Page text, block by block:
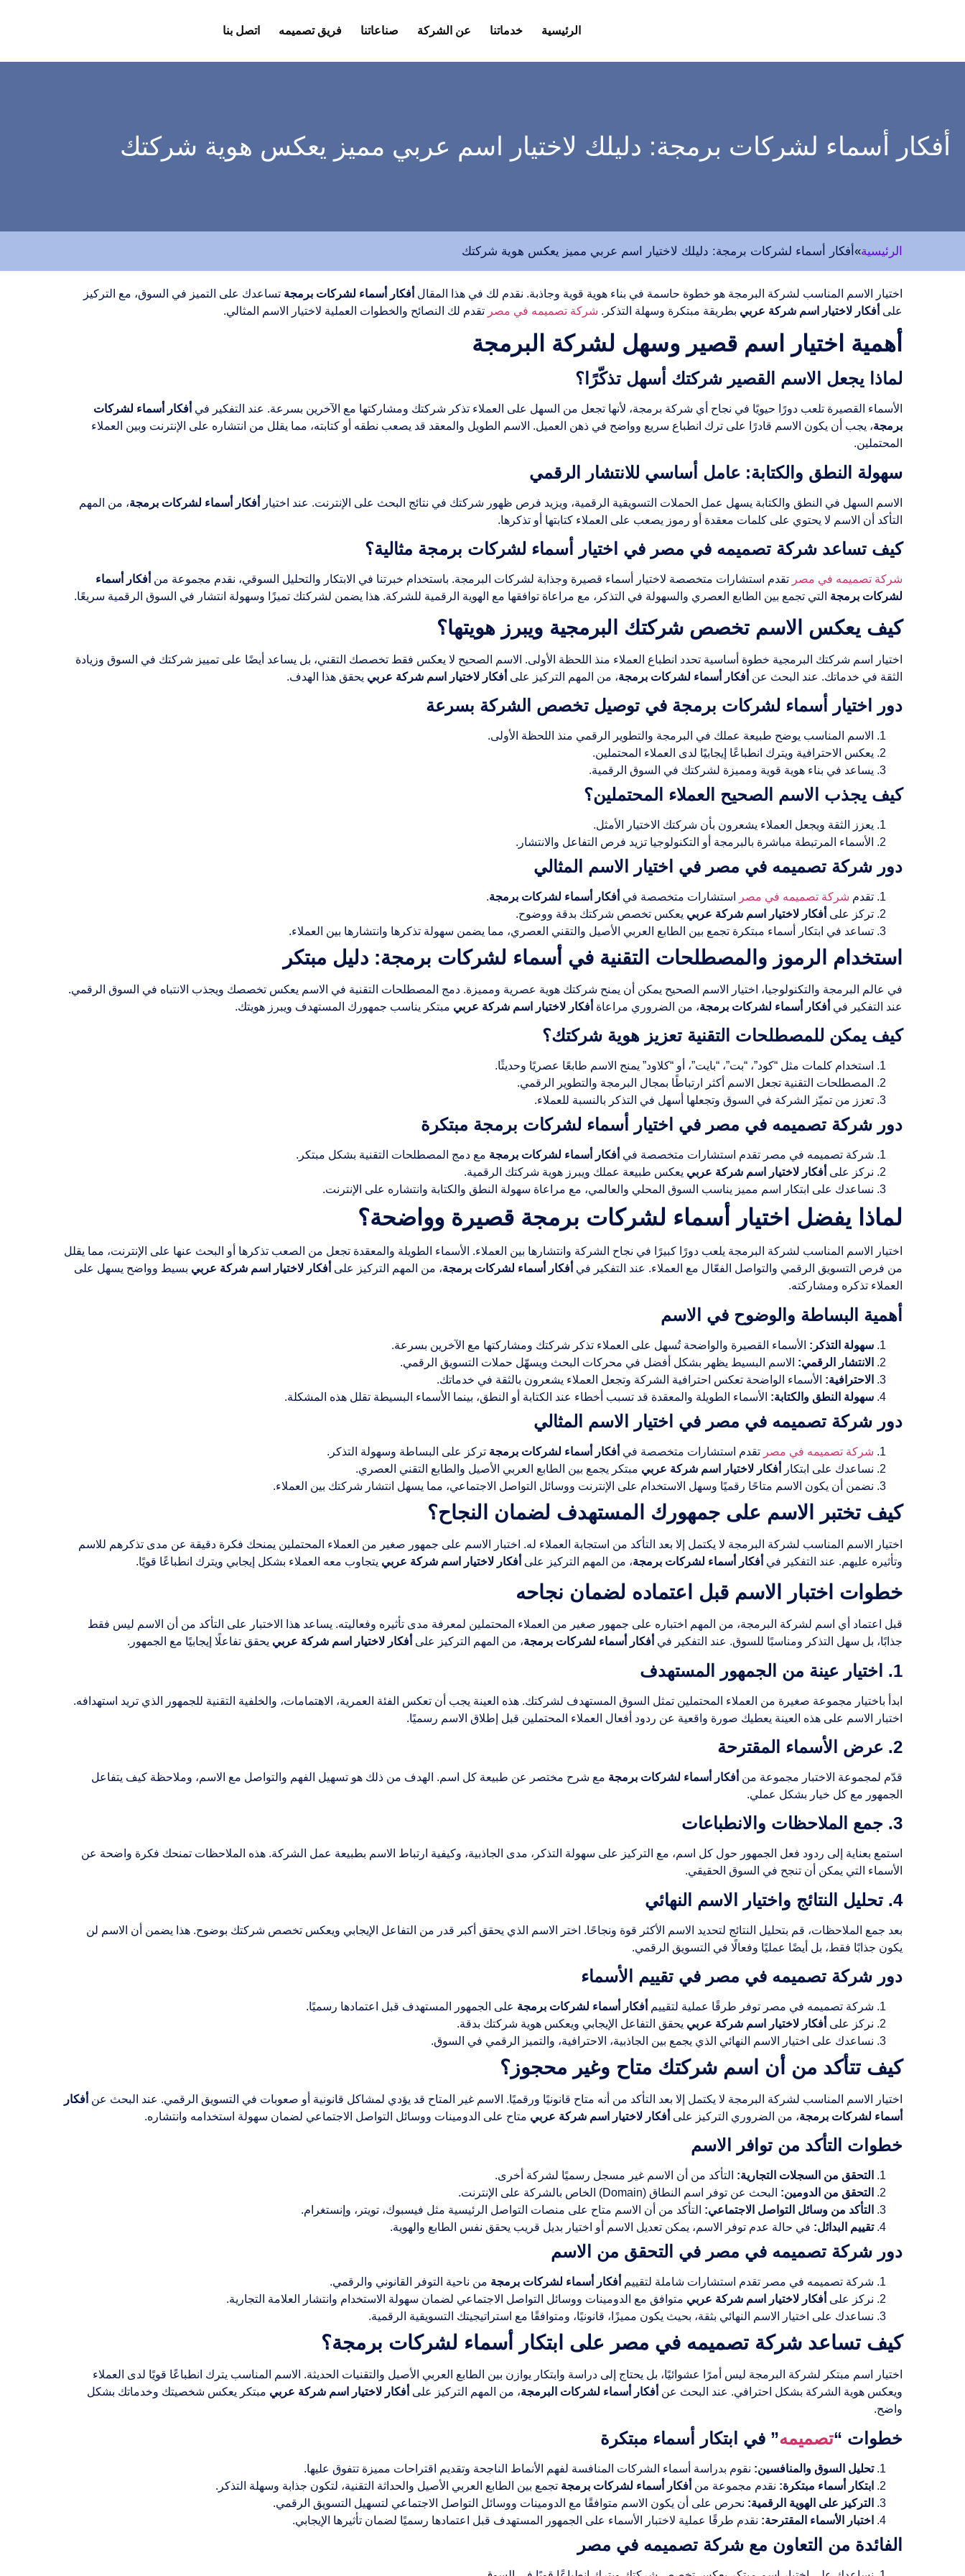
الرئيسية خدماتنا عن الشركة صناعاتنا فريق تصميمه اتصل بنا
أفكار أسماء لشركات برمجة: دليلك لاختيار اسم عربي مميز يعكس هوية شركتك
الرئيسية» أفكار أسماء لشركات برمجة: دليلك لاختيار اسم عربي مميز يعكس هوية شركتك
اختيار الاسم المناسب لشركة البرمجة هو خطوة حاسمة في بناء هوية قوية وجاذبة. نقدم لك في هذا المقال أفكار أسماء لشركات برمجة تساعدك على التميز في السوق، مع التركيز
على أفكار لاختيار اسم شركة عربي بطريقة مبتكرة وسهلة التذكر. شركة تصميمه في مصر تقدم لك النصائح والخطوات العملية لاختيار الاسم المثالي.
أهمية اختيار اسم قصير وسهل لشركة البرمجة
لماذا يجعل الاسم القصير شركتك أسهل تذكّرًا؟
الأسماء القصيرة تلعب دورًا حيويًا في نجاح أي شركة برمجة، لأنها تجعل من السهل على العملاء تذكر شركتك ومشاركتها مع الآخرين بسرعة. عند التفكير في أفكار أسماء لشركات
برمجة، يجب أن يكون الاسم قادرًا على ترك انطباع سريع وواضح في ذهن العميل. الاسم الطويل والمعقد قد يصعب نطقه أو كتابته، مما يقلل من انتشاره على الإنترنت وبين العملاء
المحتملين.
سهولة النطق والكتابة: عامل أساسي للانتشار الرقمي
الاسم السهل في النطق والكتابة يسهل عمل الحملات التسويقية الرقمية، ويزيد فرص ظهور شركتك في نتائج البحث على الإنترنت. عند اختيار أفكار أسماء لشركات برمجة، من المهم
التأكد أن الاسم لا يحتوي على كلمات معقدة أو رموز يصعب على العملاء كتابتها أو تذكرها.
كيف تساعد شركة تصميمه في مصر في اختيار أسماء لشركات برمجة مثالية؟
شركة تصميمه في مصر تقدم استشارات متخصصة لاختيار أسماء قصيرة وجذابة لشركات البرمجة. باستخدام خبرتنا في الابتكار والتحليل السوقي، نقدم مجموعة من أفكار أسماء
لشركات برمجة التي تجمع بين الطابع العصري والسهولة في التذكر، مع مراعاة توافقها مع الهوية الرقمية للشركة. هذا يضمن لشركتك تميزًا وسهولة انتشار في السوق الرقمية سريعًا.
كيف يعكس الاسم تخصص شركتك البرمجية ويبرز هويتها؟
اختيار اسم شركتك البرمجية خطوة أساسية تحدد انطباع العملاء منذ اللحظة الأولى. الاسم الصحيح لا يعكس فقط تخصصك التقني، بل يساعد أيضًا على تمييز شركتك في السوق وزيادة
الثقة في خدماتك. عند البحث عن أفكار أسماء لشركات برمجة، من المهم التركيز على أفكار لاختيار اسم شركة عربي يحقق هذا الهدف.
دور اختيار أسماء لشركات برمجة في توصيل تخصص الشركة بسرعة
الاسم المناسب يوضح طبيعة عملك في البرمجة والتطوير الرقمي منذ اللحظة الأولى.
يعكس الاحترافية ويترك انطباعًا إيجابيًا لدى العملاء المحتملين.
يساعد في بناء هوية قوية ومميزة لشركتك في السوق الرقمية.
كيف يجذب الاسم الصحيح العملاء المحتملين؟
يعزز الثقة ويجعل العملاء يشعرون بأن شركتك الاختيار الأمثل.
الأسماء المرتبطة مباشرة بالبرمجة أو التكنولوجيا تزيد فرص التفاعل والانتشار.
دور شركة تصميمه في مصر في اختيار الاسم المثالي
تقدم شركة تصميمه في مصر استشارات متخصصة في أفكار أسماء لشركات برمجة.
تركز على أفكار لاختيار اسم شركة عربي يعكس تخصص شركتك بدقة ووضوح.
تساعد في ابتكار أسماء مبتكرة تجمع بين الطابع العربي الأصيل والتقني العصري، مما يضمن سهولة تذكرها وانتشارها بين العملاء.
استخدام الرموز والمصطلحات التقنية في أسماء لشركات برمجة: دليل مبتكر
في عالم البرمجة والتكنولوجيا، اختيار الاسم الصحيح يمكن أن يمنح شركتك هوية عصرية ومميزة. دمج المصطلحات التقنية في الاسم يعكس تخصصك ويجذب الانتباه في السوق الرقمي.
عند التفكير في أفكار أسماء لشركات برمجة، من الضروري مراعاة أفكار لاختيار اسم شركة عربي مبتكر يناسب جمهورك المستهدف ويبرز هويتك.
كيف يمكن للمصطلحات التقنية تعزيز هوية شركتك؟
استخدام كلمات مثل “كود”، “بت”، “بايت”، أو “كلاود” يمنح الاسم طابعًا عصريًا وحديثًا.
المصطلحات التقنية تجعل الاسم أكثر ارتباطًا بمجال البرمجة والتطوير الرقمي.
تعزز من تميّز الشركة في السوق وتجعلها أسهل في التذكر بالنسبة للعملاء.
دور شركة تصميمه في مصر في اختيار أسماء لشركات برمجة مبتكرة
شركة تصميمه في مصر تقدم استشارات متخصصة في أفكار أسماء لشركات برمجة مع دمج المصطلحات التقنية بشكل مبتكر.
نركز على أفكار لاختيار اسم شركة عربي يعكس طبيعة عملك ويبرز هوية شركتك الرقمية.
نساعدك على ابتكار اسم مميز يناسب السوق المحلي والعالمي، مع مراعاة سهولة النطق والكتابة وانتشاره على الإنترنت.
لماذا يفضل اختيار أسماء لشركات برمجة قصيرة وواضحة؟
اختيار الاسم المناسب لشركة البرمجة يلعب دورًا كبيرًا في نجاح الشركة وانتشارها بين العملاء. الأسماء الطويلة والمعقدة تجعل من الصعب تذكرها أو البحث عنها على الإنترنت، مما يقلل
من فرص التسويق الرقمي والتواصل الفعّال مع العملاء. عند التفكير في أفكار أسماء لشركات برمجة، من المهم التركيز على أفكار لاختيار اسم شركة عربي بسيط وواضح يسهل على
العملاء تذكره ومشاركته.
أهمية البساطة والوضوح في الاسم
سهولة التذكر: الأسماء القصيرة والواضحة تُسهل على العملاء تذكر شركتك ومشاركتها مع الآخرين بسرعة.
الانتشار الرقمي: الاسم البسيط يظهر بشكل أفضل في محركات البحث ويسهّل حملات التسويق الرقمي.
الاحترافية: الأسماء الواضحة تعكس احترافية الشركة وتجعل العملاء يشعرون بالثقة في خدماتك.
سهولة النطق والكتابة: الأسماء الطويلة والمعقدة قد تسبب أخطاء عند الكتابة أو النطق، بينما الأسماء البسيطة تقلل هذه المشكلة.
دور شركة تصميمه في مصر في اختيار الاسم المثالي
شركة تصميمه في مصر تقدم استشارات متخصصة في أفكار أسماء لشركات برمجة تركز على البساطة وسهولة التذكر.
نساعدك على ابتكار
أفكار لاختيار اسم شركة عربي مبتكر يجمع بين الطابع العربي الأصيل والطابع التقني العصري.
نضمن أن يكون الاسم متاحًا رقميًا وسهل الاستخدام على الإنترنت ووسائل التواصل الاجتماعي، مما يسهل انتشار شركتك بين العملاء.
كيف تختبر الاسم على جمهورك المستهدف لضمان النجاح؟
اختيار الاسم المناسب لشركة البرمجة لا يكتمل إلا بعد التأكد من استجابة العملاء له. اختبار الاسم على جمهور صغير من العملاء المحتملين يمنحك فكرة دقيقة عن مدى تذكرهم للاسم
وتأثيره عليهم. عند التفكير في أفكار أسماء لشركات برمجة، من المهم التركيز على أفكار لاختيار اسم شركة عربي يتجاوب معه العملاء بشكل إيجابي ويترك انطباعًا قويًا.
خطوات اختبار الاسم قبل اعتماده لضمان نجاحه
قبل اعتماد أي اسم لشركة البرمجة، من المهم اختباره على جمهور صغير من العملاء المحتملين لمعرفة مدى تأثيره وفعاليته. يساعد هذا الاختبار على التأكد من أن الاسم ليس فقط
جذابًا، بل سهل التذكر ومناسبًا للسوق. عند التفكير في أفكار أسماء لشركات برمجة، من المهم التركيز على أفكار لاختيار اسم شركة عربي يحقق تفاعلًا إيجابيًا مع الجمهور.
1. اختيار عينة من الجمهور المستهدف
ابدأ باختيار مجموعة صغيرة من العملاء المحتملين تمثل السوق المستهدف لشركتك. هذه العينة يجب أن تعكس الفئة العمرية، الاهتمامات، والخلفية التقنية للجمهور الذي تريد استهدافه.
اختبار الاسم على هذه العينة يعطيك صورة واقعية عن ردود أفعال العملاء المحتملين قبل إطلاق الاسم رسميًا.
2. عرض الأسماء المقترحة
قدّم لمجموعة الاختبار مجموعة من أفكار أسماء لشركات برمجة مع شرح مختصر عن طبيعة كل اسم. الهدف من ذلك هو تسهيل الفهم والتواصل مع الاسم، وملاحظة كيف يتفاعل
الجمهور مع كل خيار بشكل عملي.
3. جمع الملاحظات والانطباعات
استمع بعناية إلى ردود فعل الجمهور حول كل اسم، مع التركيز على سهولة التذكر، مدى الجاذبية، وكيفية ارتباط الاسم بطبيعة عمل الشركة. هذه الملاحظات تمنحك فكرة واضحة عن
الأسماء التي يمكن أن تنجح في السوق الحقيقي.
4. تحليل النتائج واختيار الاسم النهائي
بعد جمع الملاحظات، قم بتحليل النتائج لتحديد الاسم الأكثر قوة ونجاحًا. اختر الاسم الذي يحقق أكبر قدر من التفاعل الإيجابي ويعكس تخصص شركتك بوضوح. هذا يضمن أن الاسم لن
يكون جذابًا فقط، بل أيضًا عمليًا وفعالًا في التسويق الرقمي.
دور شركة تصميمه في مصر في تقييم الأسماء
شركة تصميمه في مصر توفر طرقًا عملية لتقييم أفكار أسماء لشركات برمجة على الجمهور المستهدف قبل اعتمادها رسميًا.
نركز على أفكار لاختيار اسم شركة عربي يحقق التفاعل الإيجابي ويعكس هوية شركتك بدقة.
نساعدك على اختيار الاسم النهائي الذي يجمع بين الجاذبية، الاحترافية، والتميز الرقمي في السوق.
كيف تتأكد من أن اسم شركتك متاح وغير محجوز؟
اختيار الاسم المناسب لشركة البرمجة لا يكتمل إلا بعد التأكد من أنه متاح قانونيًا ورقميًا. الاسم غير المتاح قد يؤدي لمشاكل قانونية أو صعوبات في التسويق الرقمي. عند البحث عن أفكار
أسماء لشركات برمجة، من الضروري التركيز على أفكار لاختيار اسم شركة عربي متاح على الدومينات ووسائل التواصل الاجتماعي لضمان سهولة استخدامه وانتشاره.
خطوات التأكد من توافر الاسم
التحقق من السجلات التجارية: التأكد من أن الاسم غير مسجل رسميًا لشركة أخرى.
التحقق من الدومين: البحث عن توفر اسم النطاق (Domain) الخاص بالشركة على الإنترنت.
التأكد من وسائل التواصل الاجتماعي: التأكد من أن الاسم متاح على منصات التواصل الرئيسية مثل فيسبوك، تويتر، وإنستغرام.
تقييم البدائل: في حالة عدم توفر الاسم، يمكن تعديل الاسم أو اختيار بديل قريب يحقق نفس الطابع والهوية.
دور شركة تصميمه في مصر في التحقق من الاسم
شركة تصميمه في مصر تقدم استشارات شاملة لتقييم أفكار أسماء لشركات برمجة من ناحية التوفر القانوني والرقمي.
نركز على أفكار لاختيار اسم شركة عربي متوافق مع الدومينات ووسائل التواصل الاجتماعي لضمان سهولة الاستخدام وانتشار العلامة التجارية.
نساعدك على اختيار الاسم النهائي بثقة، بحيث يكون مميزًا، قانونيًا، ومتوافقًا مع استراتيجيتك التسويقية الرقمية.
كيف تساعد شركة تصميمه في مصر على ابتكار أسماء لشركات برمجة؟
اختيار اسم مبتكر لشركة البرمجة ليس أمرًا عشوائيًا، بل يحتاج إلى دراسة وابتكار يوازن بين الطابع العربي الأصيل والتقنيات الحديثة. الاسم المناسب يترك انطباعًا قويًا لدى العملاء
ويعكس هوية الشركة بشكل احترافي. عند البحث عن أفكار أسماء لشركات البرمجة، من المهم التركيز على أفكار لاختيار اسم شركة عربي مبتكر يعكس شخصيتك وخدماتك بشكل
واضح.
خطوات “تصميمه” في ابتكار أسماء مبتكرة
تحليل السوق والمنافسين: نقوم بدراسة أسماء الشركات المنافسة لفهم الأنماط الناجحة وتقديم اقتراحات مميزة تتفوق عليها.
ابتكار أسماء مبتكرة: نقدم مجموعة من أفكار أسماء لشركات برمجة تجمع بين الطابع العربي الأصيل والحداثة التقنية، لتكون جذابة وسهلة التذكر.
التركيز على الهوية الرقمية: نحرص على أن يكون الاسم متوافقًا مع الدومينات ووسائل التواصل الاجتماعي لتسهيل التسويق الرقمي.
اختبار الأسماء المقترحة: نقدم طرقًا عملية لاختبار الأسماء على الجمهور المستهدف قبل اعتمادها رسميًا لضمان تأثيرها الإيجابي.
الفائدة من التعاون مع شركة تصميمه في مصر